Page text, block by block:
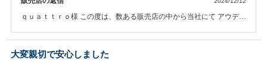
ｑｕａｔｔｒｏ様 この度は、数ある販売店の中から当社にて アウディ
コミに関して高評価を頂きましてありがとうございます。 今後もより
一層、お客様にご満足いただけるよう 精進して参ります。 今後のｑｕ
ａｔｔｒｏ様のカーライフに関しましても しっかりとサポートさせて
大変親切で安心しました